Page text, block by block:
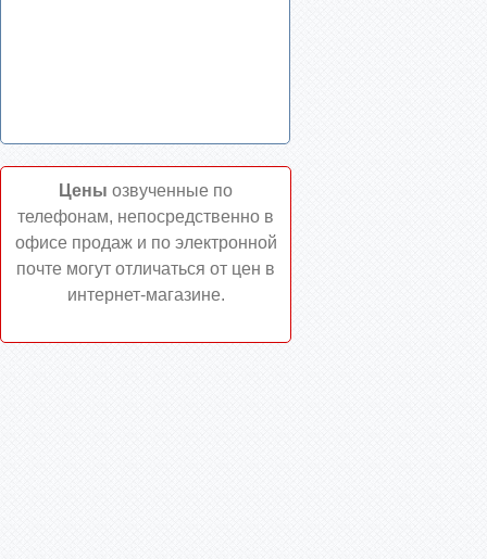
Цены озвученные по
телефонам, непосредственно в
офисе продаж и по электронной
почте могут отличаться от цен в
интернет-магазине.